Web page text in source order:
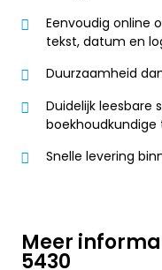
Eenvoudig online
tekst, datum en
Duurzaamheid
Duidelijk leesbare
boekhoudkundige
Snelle levering
Meer
5430